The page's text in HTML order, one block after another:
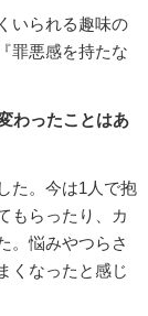
いられる趣味の
罪悪感を持たな
わったことはあ
た。今は1人で抱
もらったり、カ
。悩みやつらさ
くなったと感じ